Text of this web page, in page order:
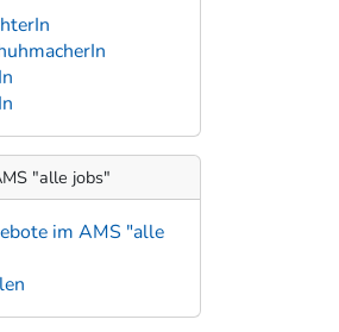
"alle jobs"
im AMS "alle